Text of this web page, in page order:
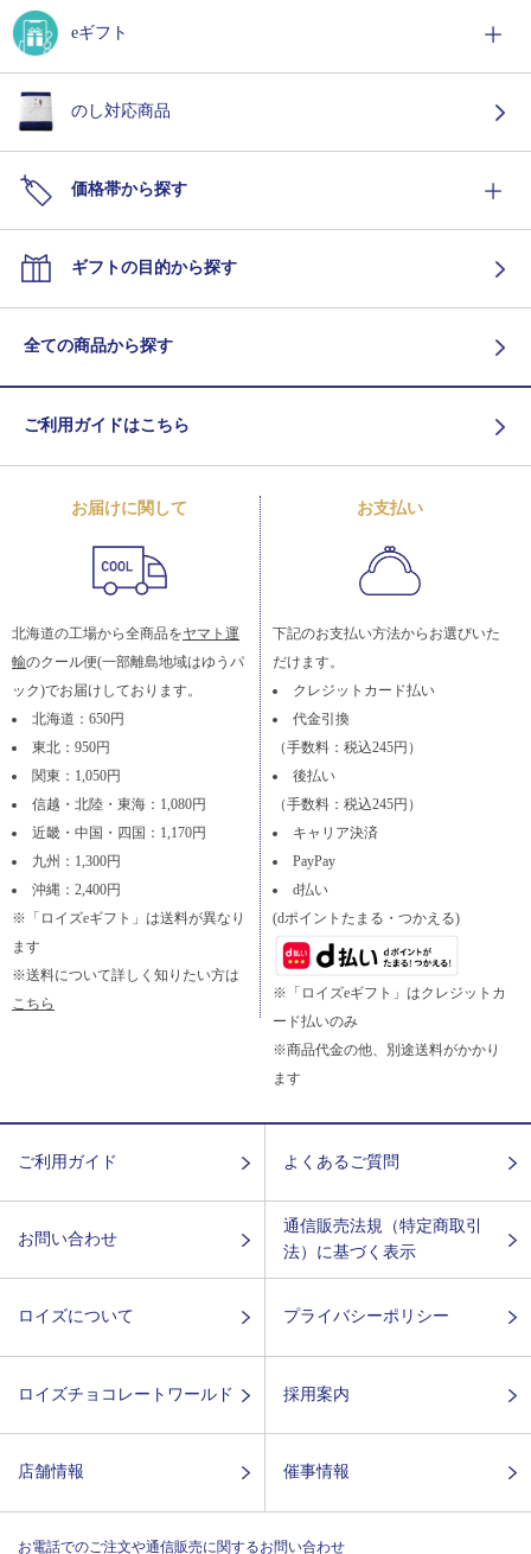
eギフト
のし対応商品
価格帯から探す
ギフトの目的から探す
全ての商品から探す
ご利用ガイドはこちら
お届けに関して
北海道の工場から全商品をヤマト運
輸のクール便(一部離島地域はゆうパ
ック)でお届けしております。
北海道：650円
東北：950円
関東：1,050円
信越・北陸・東海：1,080円
近畿・中国・四国：1,170円
九州：1,300円
沖縄：2,400円
※「ロイズeギフト」は送料が異なり
ます
※送料について詳しく知りたい方は
こちら
お支払い
下記のお支払い方法からお選びいた
だけます。
クレジットカード払い
代金引換
（手数料：税込245円）
後払い
（手数料：税込245円）
キャリア決済
PayPay
d払い
(dポイントたまる・つかえる)
※「ロイズeギフト」はクレジットカ
ード払いのみ
※商品代金の他、別途送料がかかり
ます
ご利用ガイド よくあるご質問
お問い合わせ
通信販売法規（特定商取引
法）に基づく表示
ロイズについて プライバシーポリシー
ロイズチョコレートワールド 採用案内
店舗情報 催事情報
お電話でのご注文や通信販売に関するお問い合わせ